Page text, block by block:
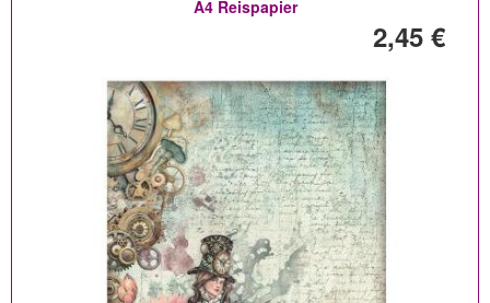
A4 Reispapier
2,45 €